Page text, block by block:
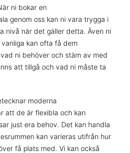
ni bokar en
genom oss kan ni vara trygga i
nivå när det gäller detta. Även ni
kan ofta få dem
ni behöver och stäm av med
att tillgå och vad ni måste ta
moderna
att de är flexibla och kan
just era behov. Det kan handla
kan varieras utifrån hur
få plats med. Vi kan också